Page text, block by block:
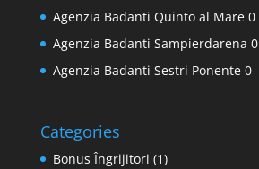
Agenzia Badanti Quinto al Mare0
Agenzia Badanti Sampierdarena 0
Agenzia Badanti Sestri Ponente0
Categories
Bonus Îngrijitori (1)